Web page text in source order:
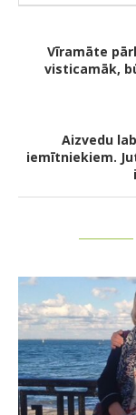
Vīramāte
visticamāk,
Aizvedu
iemītniekiem.